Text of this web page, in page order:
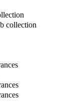
collection